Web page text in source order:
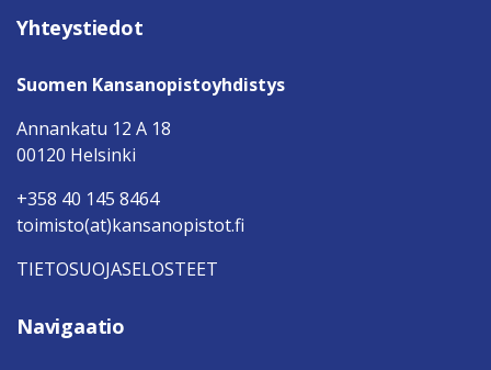
Yhteystiedot
Suomen Kansanopistoyhdistys
Annankatu 12 A 18
00120 Helsinki
+358 40 145 8464
toimisto(at)kansanopistot.fi
TIETOSUOJASELOSTEET
Navigaatio